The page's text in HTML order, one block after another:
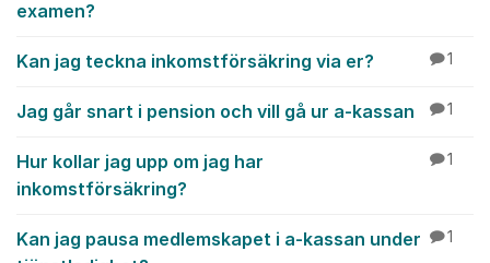
examen?
Kan jag teckna inkomstförsäkring via er? 1
Jag går snart i pension och vill gå ur a-kassan 1
Hur kollar jag upp om jag har
inkomstförsäkring?
1
Kan jag pausa medlemskapet i a-kassan under
1